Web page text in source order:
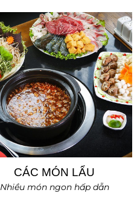
CÁC MÓN LẨU
Nhiều món ngon hấp dẫn